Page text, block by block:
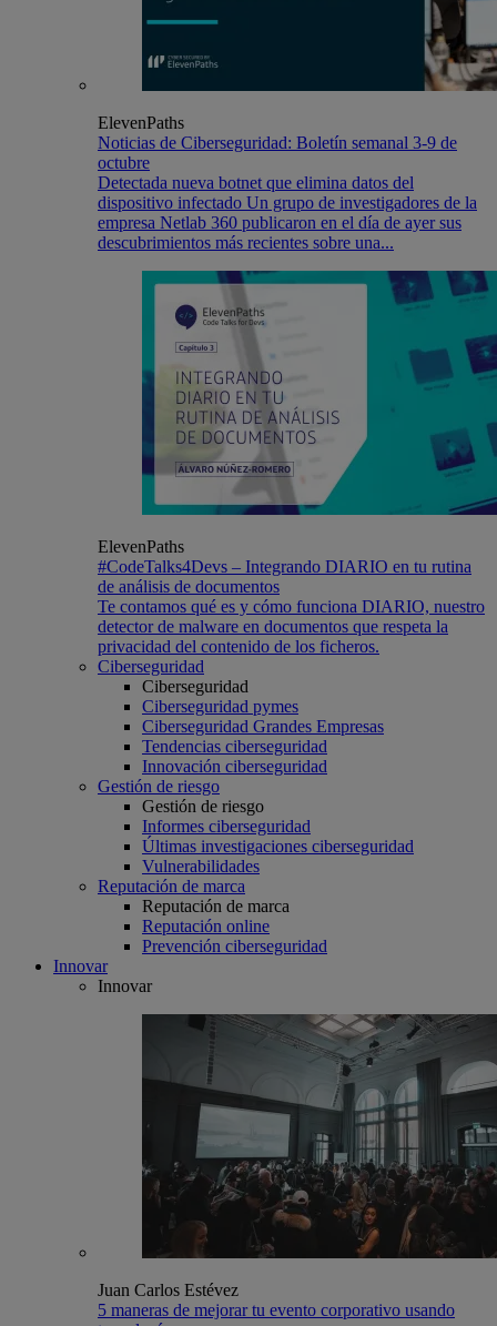
ElevenPaths
Noticias de Ciberseguridad: Boletín semanal 3-9 de
octubre
Detectada nueva botnet que elimina datos del
dispositivo infectado Un grupo de investigadores de la
empresa Netlab 360 publicaron en el día de ayer sus
descubrimientos más recientes sobre una...
ElevenPaths
#CodeTalks4Devs – Integrando DIARIO en tu rutina
de análisis de documentos
Te contamos qué es y cómo funciona DIARIO, nuestro
detector de malware en documentos que respeta la
privacidad del contenido de los ficheros.
Ciberseguridad
Ciberseguridad
Ciberseguridad pymes
Ciberseguridad Grandes Empresas
Tendencias ciberseguridad
Innovación ciberseguridad
Gestión de riesgo
Gestión de riesgo
Informes ciberseguridad
Últimas investigaciones ciberseguridad
Vulnerabilidades
Reputación de marca
Reputación de marca
Reputación online
Prevención ciberseguridad
Innovar
Innovar
Juan Carlos Estévez
5 maneras de mejorar tu evento corporativo usando